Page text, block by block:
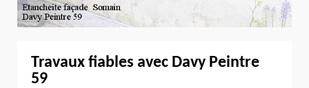
Travaux fiables avec Davy Peintre
59